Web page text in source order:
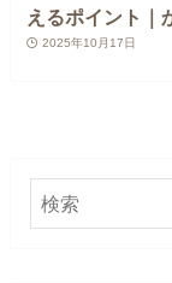
えるポイント｜
2025年10月17日